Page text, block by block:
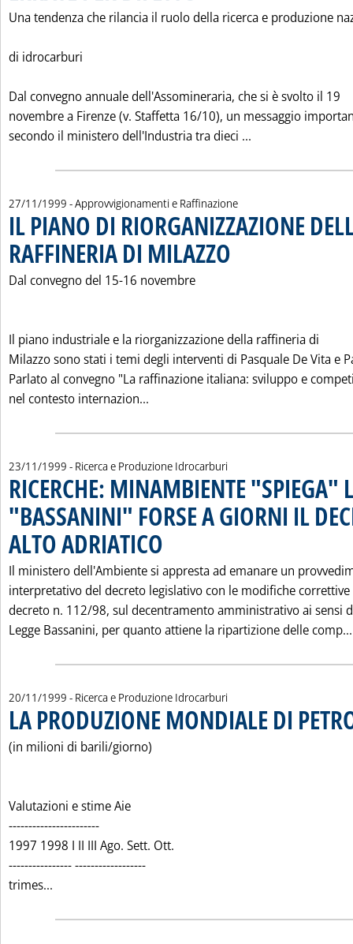
Una tendenza che rilancia il ruolo della ricerca e produzione
di idrocarburi
Dal convegno annuale dell'Assomineraria, che si è svolto il 19
novembre a Firenze (v. Staffetta 16/10), un messaggio
secondo il ministero dell'Industria tra dieci ...
27/11/1999 - Approvvigionamenti e Raffinazione
IL PIANO DI RIORGANIZZAZIONE
RAFFINERIA DI MILAZZO
Dal convegno del 15-16 novembre
Il piano industriale e la riorganizzazione della raffineria di
Milazzo sono stati i temi degli interventi di Pasquale De Vita e
Parlato al convegno "La raffinazione italiana: sviluppo e
nel contesto internazion...
23/11/1999 - Ricerca e Produzione Idrocarburi
RICERCHE: MINAMBIENTE "SPIEGA"
"BASSANINI" FORSE A GIORNI IL
ALTO ADRIATICO
Il ministero dell'Ambiente si appresta ad emanare un
interpretativo del decreto legislativo con le modifiche correttive
decreto n. 112/98, sul decentramento amministrativo ai sensi
Legge Bassanini, per quanto attiene la ripartizione delle comp...
20/11/1999 - Ricerca e Produzione Idrocarburi
LA PRODUZIONE MONDIALE DI
(in milioni di barili/giorno)
Valutazioni e stime Aie
-----------------------
1997 1998 I II III Ago. Sett. Ott.
---------------- ------------------
trimes...